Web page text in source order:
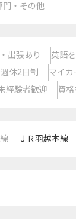
門・その他
出張あり 英語
休2日制 マイカ
経験者歓迎 資
ＪＲ羽越本線